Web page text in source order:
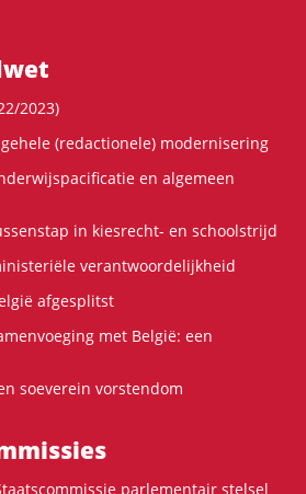
2023)
(redactionele) modernisering
en algemeen
in kiesrecht- en schoolstrijd
verantwoordelijkheid
afgesplitst
met België: een
soeverein vorstendom
parlementair stelsel